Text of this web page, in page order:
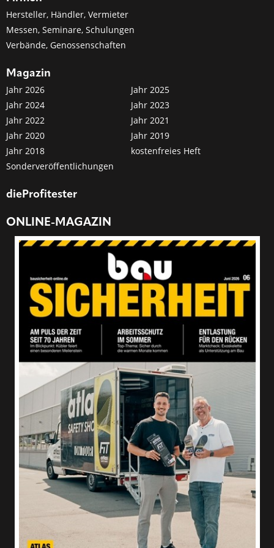
Hersteller, Händler, Vermieter
Messen, Seminare, Schulungen
Verbände, Genossenschaften
Magazin
Jahr 2026
Jahr 2025
Jahr 2024
Jahr 2023
Jahr 2022
Jahr 2021
Jahr 2020
Jahr 2019
Jahr 2018
kostenfreies Heft
Sonderveröffentlichungen
dieProfitester
ONLINE-MAGAZIN